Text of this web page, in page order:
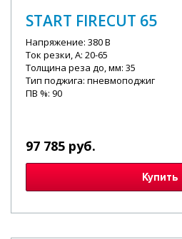
START FIRECUT 65
Напряжение: 380 В
Ток резки, А: 20-65
Толщина реза до, мм: 35
Тип поджига: пневмоподжиг
ПВ %: 90
97 785 руб.
Купить